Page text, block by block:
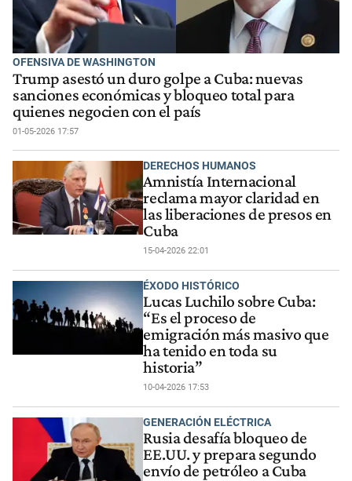
OFENSIVA DE WASHINGTON
Trump asestó un duro golpe a Cuba: nuevas
sanciones económicas y bloqueo total para
quienes negocien con el país
01-05-2026 17:57
DERECHOS HUMANOS
Amnistía Internacional
reclama mayor claridad en
las liberaciones de presos en
Cuba
15-04-2026 22:01
ÉXODO HISTÓRICO
Lucas Luchilo sobre Cuba:
“Es el proceso de
emigración más masivo que
ha tenido en toda su
historia”
10-04-2026 17:53
GENERACIÓN ELÉCTRICA
Rusia desafía bloqueo de
EE.UU. y prepara segundo
envío de petróleo a Cuba